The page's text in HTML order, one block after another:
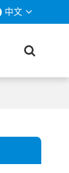
中文